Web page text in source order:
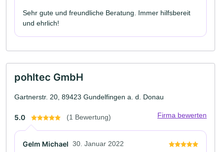
Sehr gute und freundliche Beratung. Immer hilfsbereit
und ehrlich!
pohltec GmbH
Gartnerstr. 20, 89423 Gundelfingen a. d. Donau
5.0 (1 Bewertung) Firma bewerten
Gelm Michael 30. Januar 2022